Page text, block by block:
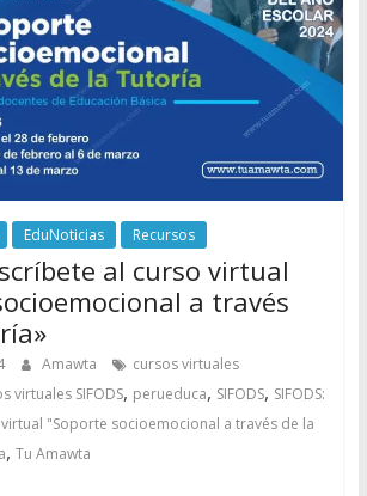
EduNoticias Recursos
al curso virtual
a través
Amawta
cursos virtuales
virtuales SIFODS, perueduca, SIFODS, SIFODS:
"Soporte socioemocional a través de la
, Tu Amawta